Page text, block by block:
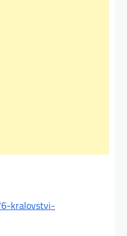
kralovstvi-